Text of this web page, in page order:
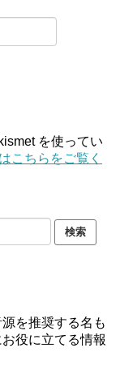
を使ってい
こちらをご覧く
を推奨する名も
役に立てる情報